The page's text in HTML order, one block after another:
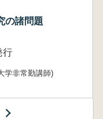
の諸問題
行
学非常勤講師)